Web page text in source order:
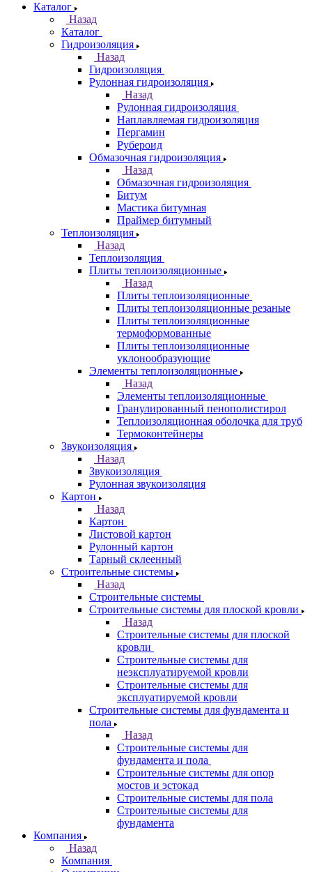
Каталог
Назад
Каталог
Гидроизоляция
Назад
Гидроизоляция
Рулонная гидроизоляция
Назад
Рулонная гидроизоляция
Наплавляемая гидроизоляция
Пергамин
Рубероид
Обмазочная гидроизоляция
Назад
Обмазочная гидроизоляция
Битум
Мастика битумная
Праймер битумный
Теплоизоляция
Назад
Теплоизоляция
Плиты теплоизоляционные
Назад
Плиты теплоизоляционные
Плиты теплоизоляционные резаные
Плиты теплоизоляционные
термоформованные
Плиты теплоизоляционные
уклонообразующие
Элементы теплоизоляционные
Назад
Элементы теплоизоляционные
Гранулированный пенополистирол
Теплоизоляционная оболочка для труб
Термоконтейнеры
Звукоизоляция
Назад
Звукоизоляция
Рулонная звукоизоляция
Картон
Назад
Картон
Листовой картон
Рулонный картон
Тарный склеенный
Строительные системы
Назад
Строительные системы
Строительные системы для плоской кровли
Назад
Строительные системы для плоской
кровли
Строительные системы для
неэксплуатируемой кровли
Строительные системы для
эксплуатируемой кровли
Строительные системы для фундамента и
пола
Назад
Строительные системы для
фундамента и пола
Строительные системы для опор
мостов и эстокад
Строительные системы для пола
Строительные системы для
фундамента
Компания
Назад
Компания